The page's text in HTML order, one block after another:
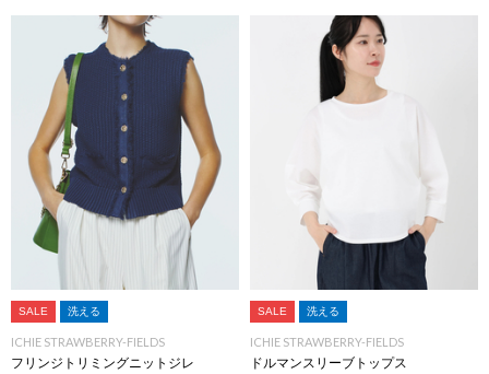
SALE 洗える
ICHIE STRAWBERRY-FIELDS
フリンジトリミングニットジレ
SALE 洗える
ICHIE STRAWBERRY-FIELDS
ドルマンスリーブトップス